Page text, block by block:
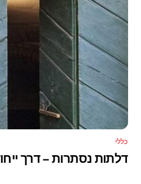
כללי
דלתות נסתרות – דרך